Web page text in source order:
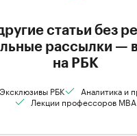
статьи без
рассылки —
на РБК
Эксклюзивы РБК
Аналитика и
Лекции профессоров MBA